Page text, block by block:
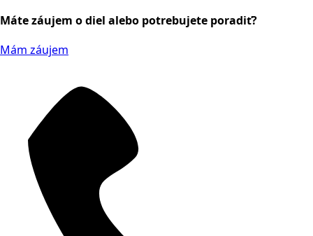
Máte záujem o diel alebo potrebujete poradiť?
Mám záujem